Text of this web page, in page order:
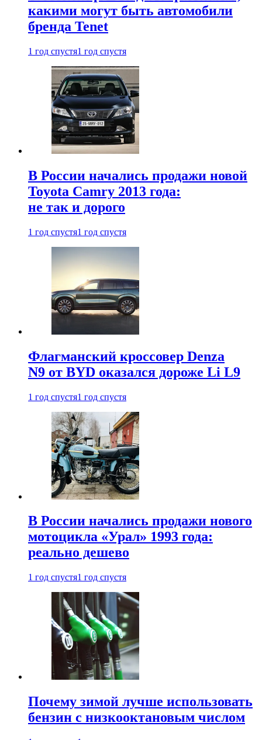
какими могут быть автомобили
бренда Tenet
1 год спустя1 год спустя
В России начались продажи новой
Toyota Camry 2013 года:
не так и дорого
1 год спустя1 год спустя
Флагманский кроссовер Denza
N9 от BYD оказался дороже Li L9
1 год спустя1 год спустя
В России начались продажи нового
мотоцикла «Урал» 1993 года:
реально дешево
1 год спустя1 год спустя
Почему зимой лучше использовать
бензин с низкооктановым числом